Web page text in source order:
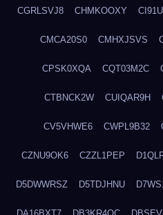
CGRLSVJ8 CHMKOOXY
CMCA20S0 CMHXJSVS
CPSK0XQA CQT03M2C
CTBNCK2W CUIQAR9H
CV5VHWE6 CWPL9B32
CZNU9OK6 CZZL1PEP
D5DWWRSZ D5TDJHNU